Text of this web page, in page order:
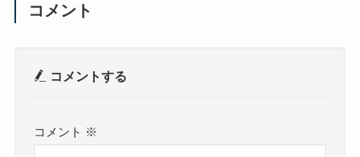
コメント
コメントする
コメント ※